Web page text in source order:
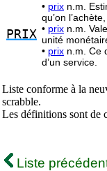
PRIX
• prix n.m.
qu’on
• prix n.m.
unité
• prix n.m. Ce
d’un service.
Liste conforme à la
scrabble.
Les définitions sont de
Liste